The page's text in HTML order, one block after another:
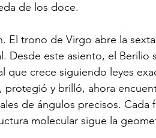
de los doce.
El trono de Virgo abre la
Desde este asiento, el Berilio
que crece siguiendo leyes
protegió y brilló, ahora
de ángulos precisos. Cada
molecular sigue la